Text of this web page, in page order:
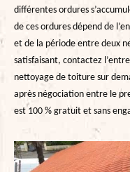
différentes ordures
de ces ordures dépend de
et de la période entre deux
satisfaisant, contactez
nettoyage de toiture sur
après négociation entre le
est 100 % gratuit et sans